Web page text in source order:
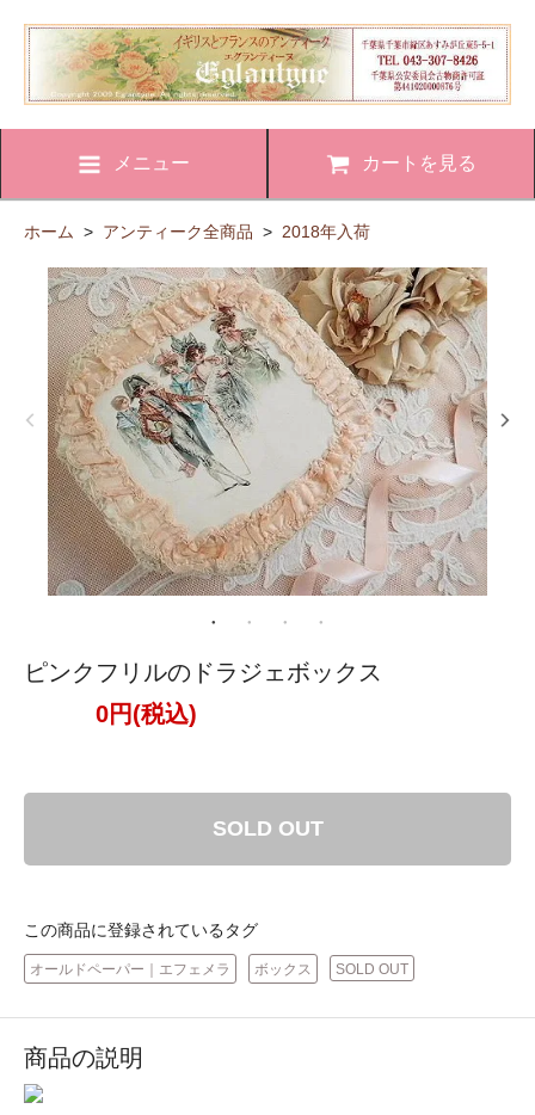
メニュー カートを見る
ホーム > アンティーク全商品 > 2018年入荷
ピンクフリルのドラジェボックス
0円(税込)
SOLD OUT
この商品に登録されているタグ
オールドペーパー｜エフェメラ ボックス SOLD OUT
商品の説明